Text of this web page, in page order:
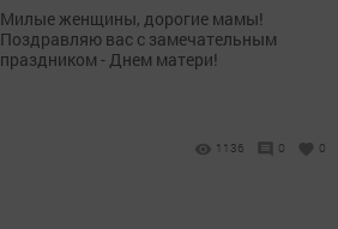
Милые женщины, дорогие мамы!
Поздравляю вас с замечательным
праздником - Днем матери!
1136 0 0